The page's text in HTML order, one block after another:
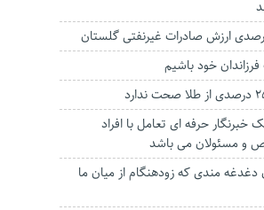
خود باشیم
خبرنگار حرفه ای تعامل با افراد
و مسئولان می باشد
دغدغه مندی که زودهنگام از میان ما